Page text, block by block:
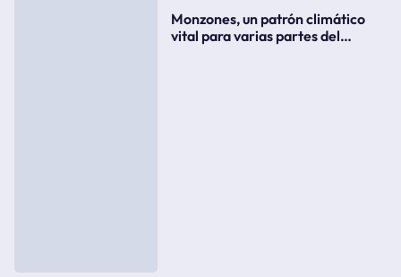
Monzones, un patrón climático
vital para varias partes del